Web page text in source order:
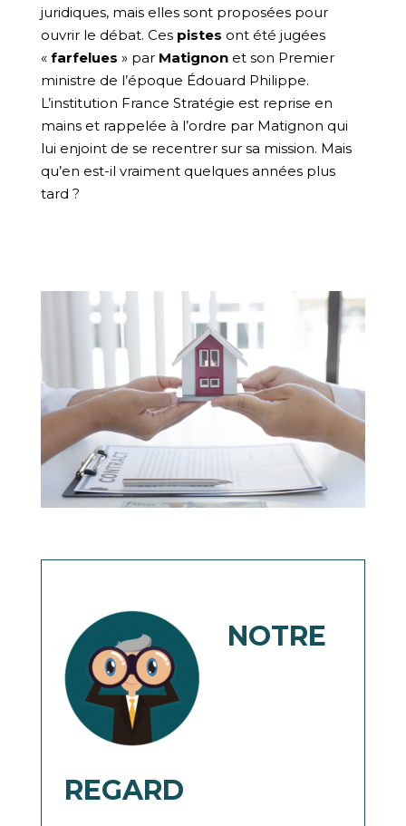
juridiques, mais elles sont proposées pour
ouvrir le débat. Cespistes ont été jugées
« farfelues » par Matignonet son Premier
ministre de l’époque Édouard Philippe.
L’institution France Stratégie est reprise en
mains et rappelée à l’ordre par Matignon qui
lui enjoint de se recentrer sur sa mission. Mais
qu’en est-il vraiment quelques années plus
tard ?
NOTRE
REGARD